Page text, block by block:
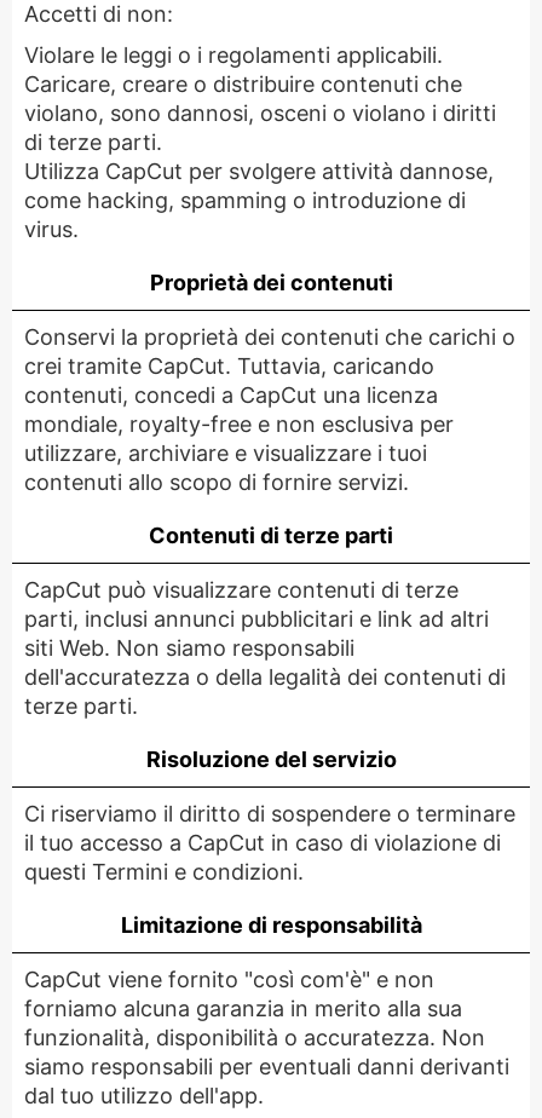
Accetti di non:
Violare le leggi o i regolamenti applicabili.
Caricare, creare o distribuire contenuti che
violano, sono dannosi, osceni o violano i diritti
di terze parti.
Utilizza CapCut per svolgere attività dannose,
come hacking, spamming o introduzione di
virus.
Proprietà dei contenuti
Conservi la proprietà dei contenuti che carichi o
crei tramite CapCut. Tuttavia, caricando
contenuti, concedi a CapCut una licenza
mondiale, royalty-free e non esclusiva per
utilizzare, archiviare e visualizzare i tuoi
contenuti allo scopo di fornire servizi.
Contenuti di terze parti
CapCut può visualizzare contenuti di terze
parti, inclusi annunci pubblicitari e link ad altri
siti Web. Non siamo responsabili
dell'accuratezza o della legalità dei contenuti di
terze parti.
Risoluzione del servizio
Ci riserviamo il diritto di sospendere o terminare
il tuo accesso a CapCut in caso di violazione di
questi Termini e condizioni.
Limitazione di responsabilità
CapCut viene fornito "così com'è" e non
forniamo alcuna garanzia in merito alla sua
funzionalità, disponibilità o accuratezza. Non
siamo responsabili per eventuali danni derivanti
dal tuo utilizzo dell'app.